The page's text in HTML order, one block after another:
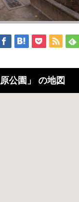
公園」 の地図